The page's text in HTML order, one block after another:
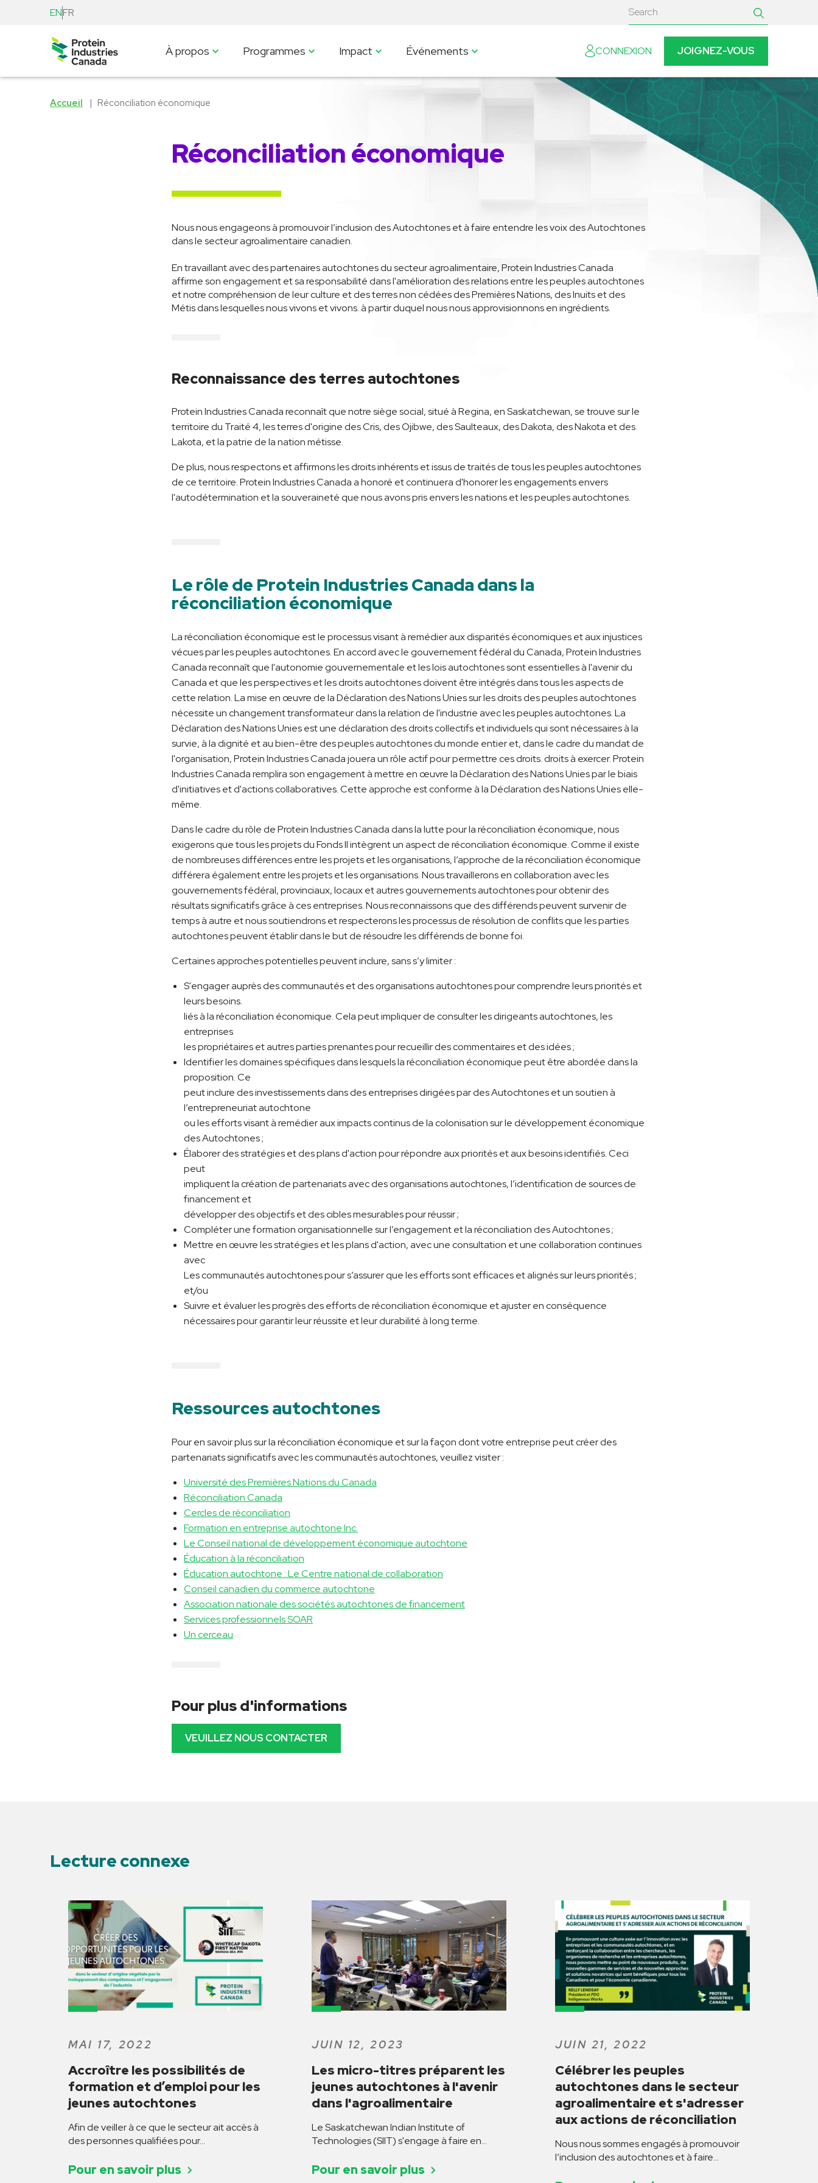
ENFR
À propos Programmes Impact Événements CONNEXION JOIGNEZ-VOUS
Accueil Réconciliation économique
Réconciliation économique
Nous nous engageons à promouvoir l’inclusion des Autochtones et à faire entendre les voix des Autochtones
dans le secteur agroalimentaire canadien.
En travaillant avec des partenaires autochtones du secteur agroalimentaire, Protein Industries Canada
affirme son engagement et sa responsabilité dans l'amélioration des relations entre les peuples autochtones
et notre compréhension de leur culture et des terres non cédées des Premières Nations, des Inuits et des
Métis dans lesquelles nous vivons et vivons. à partir duquel nous nous approvisionnons en ingrédients.
Reconnaissance des terres autochtones
Protein Industries Canada reconnaît que notre siège social, situé à Regina, en Saskatchewan, se trouve sur le
territoire du Traité 4, les terres d'origine des Cris, des Ojibwe, des Saulteaux, des Dakota, des Nakota et des
Lakota, et la patrie de la nation métisse.
De plus, nous respectons et affirmons les droits inhérents et issus de traités de tous les peuples autochtones
de ce territoire. Protein Industries Canada a honoré et continuera d'honorer les engagements envers
l'autodétermination et la souveraineté que nous avons pris envers les nations et les peuples autochtones.
Le rôle de Protein Industries Canada dans la
réconciliation économique
La réconciliation économique est le processus visant à remédier aux disparités économiques et aux injustices
vécues par les peuples autochtones. En accord avec le gouvernement fédéral du Canada, Protein Industries
Canada reconnaît que l'autonomie gouvernementale et les lois autochtones sont essentielles à l'avenir du
Canada et que les perspectives et les droits autochtones doivent être intégrés dans tous les aspects de
cette relation. La mise en œuvre de la Déclaration des Nations Unies sur les droits des peuples autochtones
nécessite un changement transformateur dans la relation de l'industrie avec les peuples autochtones. La
Déclaration des Nations Unies est une déclaration des droits collectifs et individuels qui sont nécessaires à la
survie, à la dignité et au bien-être des peuples autochtones du monde entier et, dans le cadre du mandat de
l'organisation, Protein Industries Canada jouera un rôle actif pour permettre ces droits. droits à exercer. Protein
Industries Canada remplira son engagement à mettre en œuvre la Déclaration des Nations Unies par le biais
d'initiatives et d'actions collaboratives. Cette approche est conforme à la Déclaration des Nations Unies elle-
même.
Dans le cadre du rôle de Protein Industries Canada dans la lutte pour la réconciliation économique, nous
exigerons que tous les projets du Fonds II intègrent un aspect de réconciliation économique. Comme il existe
de nombreuses différences entre les projets et les organisations, l’approche de la réconciliation économique
différera également entre les projets et les organisations. Nous travaillerons en collaboration avec les
gouvernements fédéral, provinciaux, locaux et autres gouvernements autochtones pour obtenir des
résultats significatifs grâce à ces entreprises. Nous reconnaissons que des différends peuvent survenir de
temps à autre et nous soutiendrons et respecterons les processus de résolution de conflits que les parties
autochtones peuvent établir dans le but de résoudre les différends de bonne foi.
Certaines approches potentielles peuvent inclure, sans s’y limiter :
S'engager auprès des communautés et des organisations autochtones pour comprendre leurs priorités et
leurs besoins.
liés à la réconciliation économique. Cela peut impliquer de consulter les dirigeants autochtones, les
entreprises
les propriétaires et autres parties prenantes pour recueillir des commentaires et des idées ;
Identifier les domaines spécifiques dans lesquels la réconciliation économique peut être abordée dans la
proposition. Ce
peut inclure des investissements dans des entreprises dirigées par des Autochtones et un soutien à
l’entrepreneuriat autochtone
ou les efforts visant à remédier aux impacts continus de la colonisation sur le développement économique
des Autochtones ;
Élaborer des stratégies et des plans d'action pour répondre aux priorités et aux besoins identifiés. Ceci
peut
impliquent la création de partenariats avec des organisations autochtones, l’identification de sources de
financement et
développer des objectifs et des cibles mesurables pour réussir ;
Compléter une formation organisationnelle sur l’engagement et la réconciliation des Autochtones ;
Mettre en œuvre les stratégies et les plans d'action, avec une consultation et une collaboration continues
avec
Les communautés autochtones pour s’assurer que les efforts sont efficaces et alignés sur leurs priorités ;
et/ou
Suivre et évaluer les progrès des efforts de réconciliation économique et ajuster en conséquence
nécessaires pour garantir leur réussite et leur durabilité à long terme.
Ressources autochtones
Pour en savoir plus sur la réconciliation économique et sur la façon dont votre entreprise peut créer des
partenariats significatifs avec les communautés autochtones, veuillez visiter :
Université des Premières Nations du Canada
Réconciliation Canada
Cercles de réconciliation
Formation en entreprise autochtone Inc.
Le Conseil national de développement économique autochtone
Éducation à la réconciliation
Éducation autochtone : Le Centre national de collaboration
Conseil canadien du commerce autochtone
Association nationale des sociétés autochtones de financement
Services professionnels SOAR
Un cerceau
Pour plus d'informations
VEUILLEZ NOUS CONTACTER
Lecture connexe
MAI 17, 2022
Accroître les possibilités de
formation et d’emploi pour les
jeunes autochtones
Pour en savoir plus
JUIN 12, 2023
Les micro-titres préparent les
jeunes autochtones à l'avenir
dans l'agroalimentaire
Le Saskatchewan Indian Institute of
Technologies (SIIT) s'engage à faire en…
Pour en savoir plus
JUIN 21, 2022
Célébrer les peuples
autochtones dans le secteur
agroalimentaire et s'adresser
aux actions de réconciliation